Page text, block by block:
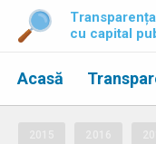
cu capital
Acasă